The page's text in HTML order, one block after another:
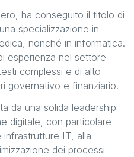
ha conseguito il titolo di
specializzazione in
nonché in informatica.
esperienza nel settore
complessi e di alto
governativo e finanziario.
da una solida leadership
digitale, con particolare
IT, alla
dei processi